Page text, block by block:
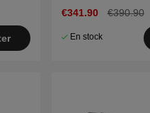
€341.90 €390.90
En stock